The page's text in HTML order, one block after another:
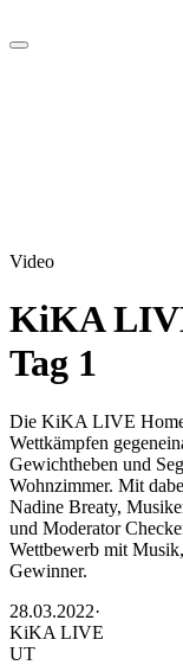
Video
KiKA
Tag 1
Die KiKA LIVE
Wettkämpfen
Gewichtheben und
Wohnzimmer. Mit
Nadine Breaty,
und Moderator
Wettbewerb mit
Gewinner.
28.03.2022·
KiKA LIVE
UT